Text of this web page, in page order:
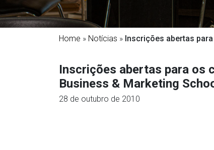
Home » Notícias » Inscrições abertas
Inscrições abertas para os
Business & Marketing
28 de outubro de 2010